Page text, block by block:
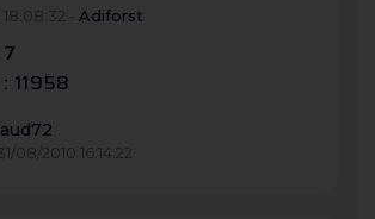
- Adiforst
11958
31/08/2010 16:14:22